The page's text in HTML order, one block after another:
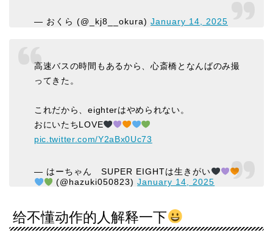
— おくら (@_kj8__okura)January 14, 2025
高速バスの時間もあるから、心斎橋となんばのみ撮
ってきた。
これだから、eighterはやめられない。
おにいたちLOVE
pic.twitter.com/Y2aBx0Uc73
— はーちゃん SUPER EIGHTは生きがい
(@hazuki050823)January 14, 2025
给不懂动作的人解释一下